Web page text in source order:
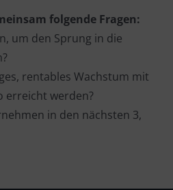
folgende Fragen:
um den Sprung in die
rentables Wachstum mit
erreicht werden?
in den nächsten 3,